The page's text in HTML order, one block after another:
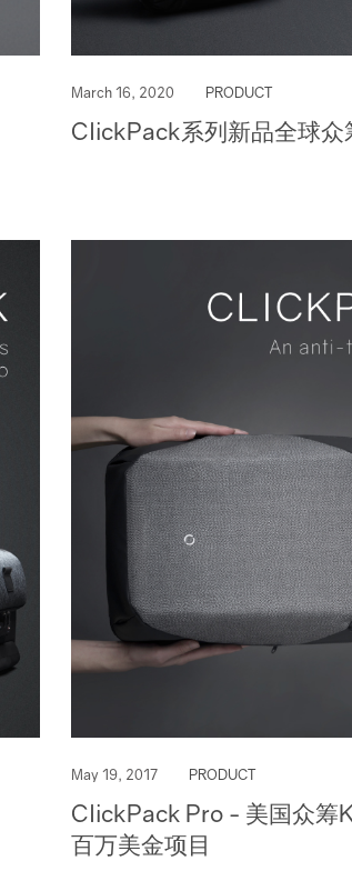
March 16, 2020 PRODUCT
ClickPack系列新品全球
May 19, 2017 PRODUCT
ClickPack Pro - 美国众筹
百万美金项目